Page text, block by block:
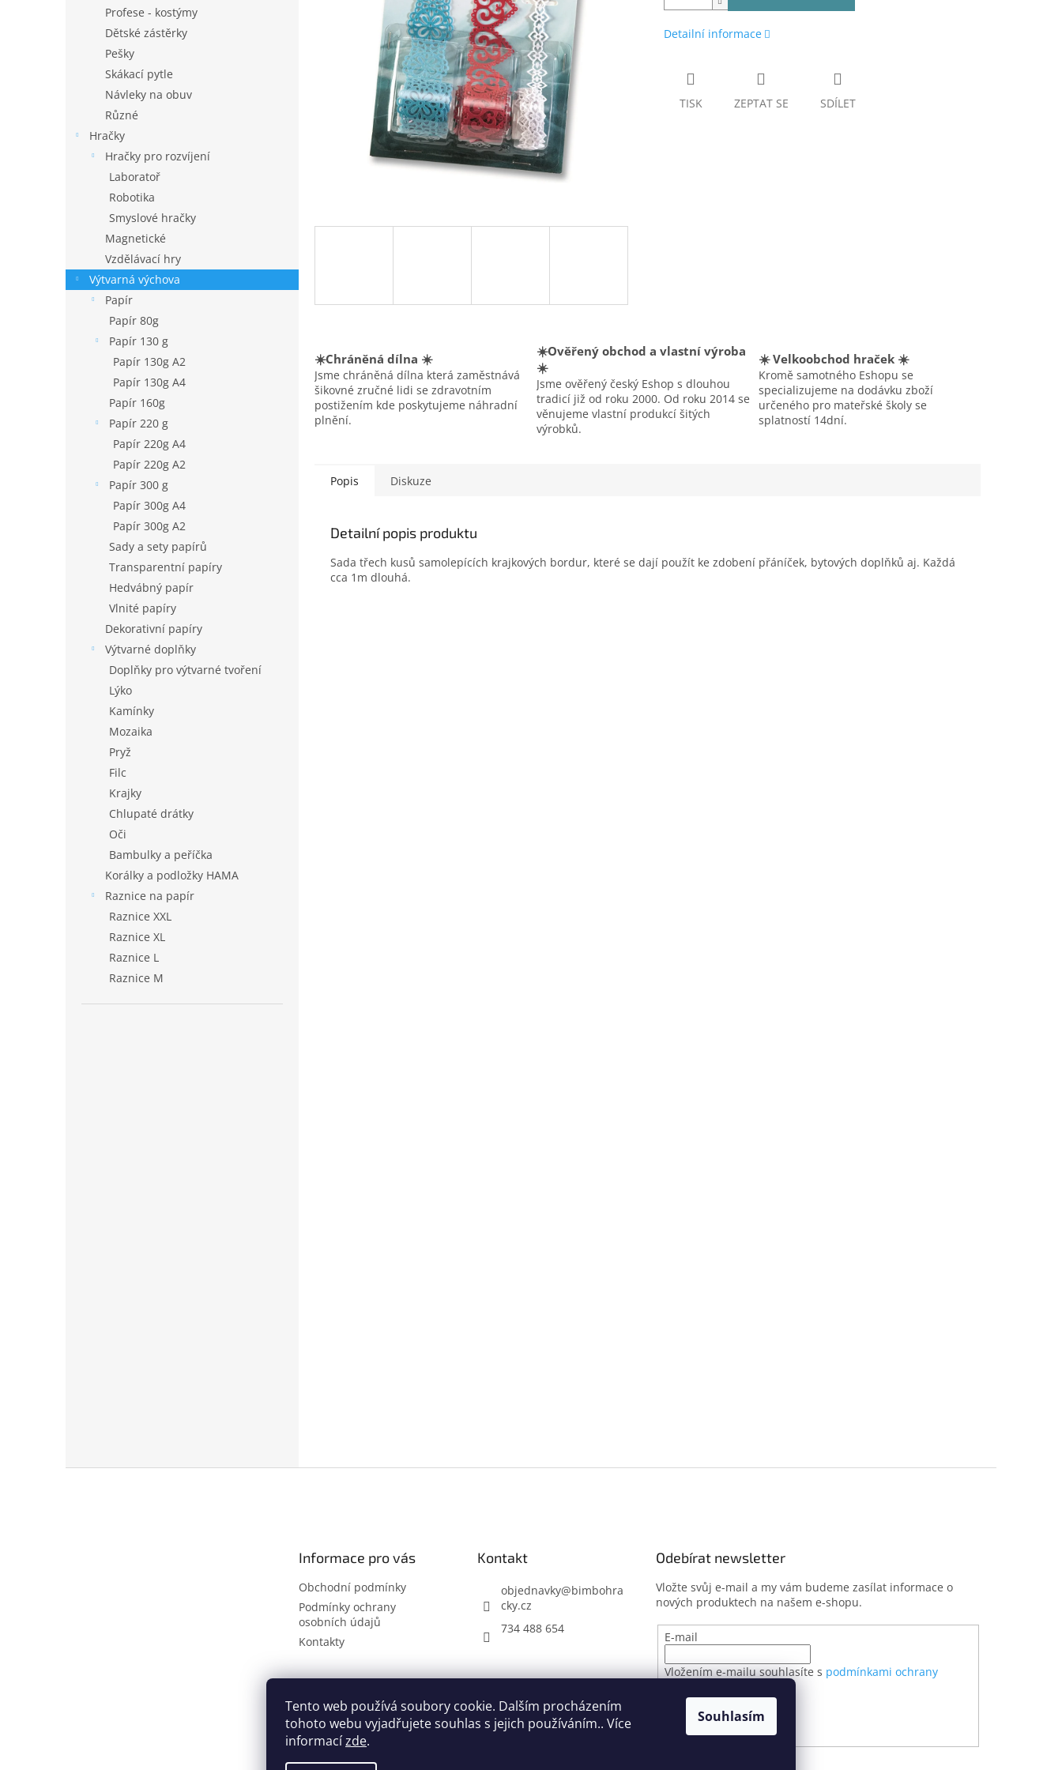
Tento web používá soubory cookie. Dalším procházením
tohoto webu vyjadřujete souhlas s jejich používáním.. Více
informacízde.
Souhlasím
Profese - kostýmy
Dětské zástěrky
Pešky
Skákací pytle
Návleky na obuv
Různé
Hračky
Hračky pro rozvíjení
Laboratoř
Robotika
Smyslové hračky
Magnetické
Vzdělávací hry
Výtvarná výchova
Papír
Papír 80g
Papír 130 g
Papír 130g A2
Papír 130g A4
Papír 160g
Papír 220 g
Papír 220g A4
Papír 220g A2
Papír 300 g
Papír 300g A4
Papír 300g A2
Sady a sety papírů
Transparentní papíry
Hedvábný papír
Vlnité papíry
Dekorativní papíry
Výtvarné doplňky
Doplňky pro výtvarné tvoření
Lýko
Kamínky
Mozaika
Pryž
Filc
Krajky
Chlupaté drátky
Oči
Bambulky a peříčka
Korálky a podložky HAMA
Raznice na papír
Raznice XXL
Raznice XL
Raznice L
Raznice M
Detailní informace
TISK ZEPTAT SE SDÍLET
☀️Chráněná dílna ☀️
Jsme chráněná dílna která zaměstnává
šikovné zručné lidi se zdravotním
postižením kde poskytujeme náhradní
plnění.
☀️Ověřený obchod a vlastní výroba
☀️
Jsme ověřený český Eshop s dlouhou
tradicí již od roku 2000. Od roku 2014 se
věnujeme vlastní produkcí šitých
výrobků.
☀️ Velkoobchod hraček ☀️
Kromě samotného Eshopu se
specializujeme na dodávku zboží
určeného pro mateřské školy se
splatností 14dní.
Popis Diskuze
Detailní popis produktu
Sada třech kusů samolepících krajkových bordur, které se dají použít ke zdobení přáníček, bytových doplňků aj. Každá
cca 1m dlouhá.
Informace pro vás
Obchodní podmínky
Podmínky ochrany
osobních údajů
Kontakty
Kontakt
objednavky@bimbohra
cky.cz
734 488 654
Odebírat newsletter
Vložte svůj e-mail a my vám budeme zasílat informace o
nových produktech na našem e-shopu.
E-mail
Vložením e-mailu souhlasíte s podmínkami ochrany
PŘIHLÁSIT SE